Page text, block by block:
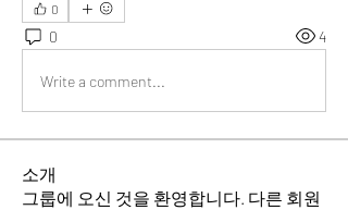
0
0 4
Write a comment...
소개
그룹에 오신 것을 환영합니다. 다른 회원